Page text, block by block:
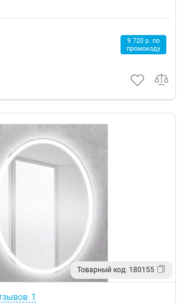
9 720 р. по
промокоду
Товарный код: 180155
1